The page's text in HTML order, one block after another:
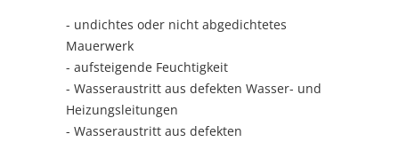
- undichtes oder nicht abgedichtetes
Mauerwerk
- aufsteigende Feuchtigkeit
- Wasseraustritt aus defekten Wasser- und
Heizungsleitungen
- Wasseraustritt aus defekten